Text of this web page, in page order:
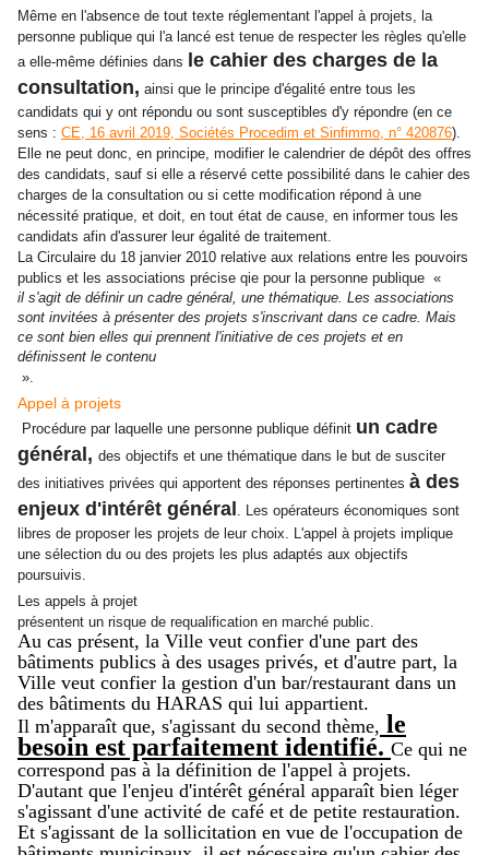
Même en l'absence de tout texte réglementant l'appel à projets, la
personne publique qui l'a lancé est tenue de respecter les règles qu'elle
a elle-même définies dans
le cahier des charges de la
consultation, ainsi que le principe d'égalité entre tous les
candidats qui y ont répondu ou sont susceptibles d'y répondre (en ce
sens : CE, 16 avril 2019, Sociétés Procedim et Sinfimmo, n° 420876).
Elle ne peut donc, en principe, modifier le calendrier de dépôt des offres
des candidats, sauf si elle a réservé cette possibilité dans le cahier des
charges de la consultation ou si cette modification répond à une
nécessité pratique, et doit, en tout état de cause, en informer tous les
candidats afin d'assurer leur égalité de traitement.
La Circulaire du 18 janvier 2010 relative aux relations entre les pouvoirs
publics et les associations précise qie pour la personne publique «
il s'agit de définir un cadre général, une thématique. Les associations
sont invitées à présenter des projets s'inscrivant dans ce cadre. Mais
ce sont bien elles qui prennent l'initiative de ces projets et en
définissent le contenu
».
Appel à projets
Procédure par laquelle une personne publique définit un cadre
général, des objectifs et une thématique dans le but de susciter
des initiatives privées qui apportent des réponses pertinentes à des
enjeux d'intérêt général . Les opérateurs économiques sont
libres de proposer les projets de leur choix. L'appel à projets implique
une sélection du ou des projets les plus adaptés aux objectifs
poursuivis.
Les appels à projet
présentent un risque de requalification en marché public.
Au cas présent, la Ville veut confier d'une part des
bâtiments publics à des usages privés, et d'autre part, la
Ville veut confier la gestion d'un bar/restaurant dans un
des bâtiments du HARAS qui lui appartient.
Il m'apparaît que, s'agissant du second thème, le
besoin est parfaitement identifié.Ce qui ne
correspond pas à la définition de l'appel à projets.
D'autant que l'enjeu d'intérêt général apparaît bien léger
s'agissant d'une activité de café et de petite restauration.
Et s'agissant de la sollicitation en vue de l'occupation de